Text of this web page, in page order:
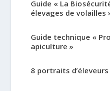
Guide « La
élevages de volailles
Guide technique «
apiculture »
8 portraits d’éleveurs